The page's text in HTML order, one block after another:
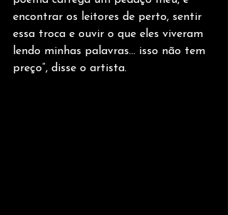
encontrar os leitores de perto, sentir
essa troca e ouvir o que eles viveram
lendo minhas palavras… isso não tem
preço”, disse o artista.